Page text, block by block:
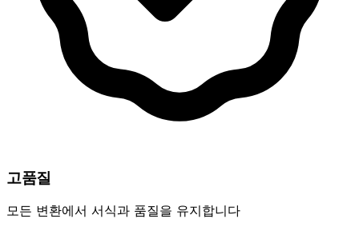
고품질
모든 변환에서 서식과 품질을 유지합니다